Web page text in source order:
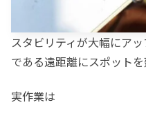
スタビリティが大幅にア
である遠距離にスポット
実作業は